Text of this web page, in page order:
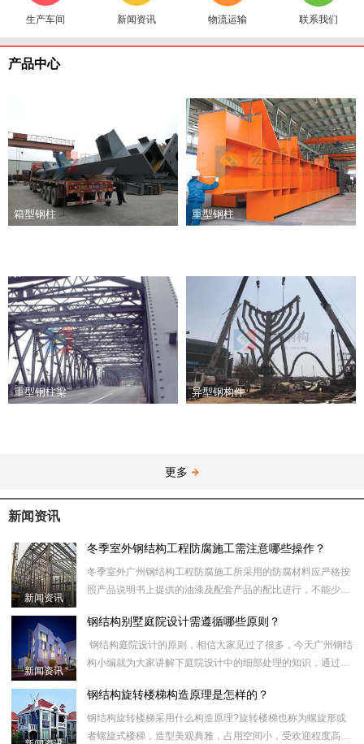
生产车间 新闻资讯 物流运输 联系我们
产品中心
箱型钢柱 重型钢柱
重型钢柱梁 异型钢构件
更多
新闻资讯
新闻资讯
冬季室外钢结构工程防腐施工需注意哪些操作？
冬季室外广州钢结构工程防腐施工所采用的防腐材料应严格按
照产品说明书上提供的油漆及配套产品的配比进行，不能少加
时，应搅拌均匀
新闻资讯
钢结构别墅庭院设计需遵循哪些原则？
钢结构庭院设计的原则，相信大家见过了很多，今天广州钢结
构小编就为大家讲解下庭院设计中的细部处理的知识，通过这
经
钢结构旋转楼梯构造原理是怎样的？
钢结构旋转楼梯采用什么构造原理?旋转楼梯也称为螺旋形或
者螺旋式楼梯，造型美观典雅，占用空间小，受欢迎程度高。